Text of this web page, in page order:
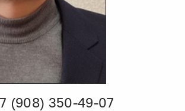
(908) 350-49-07